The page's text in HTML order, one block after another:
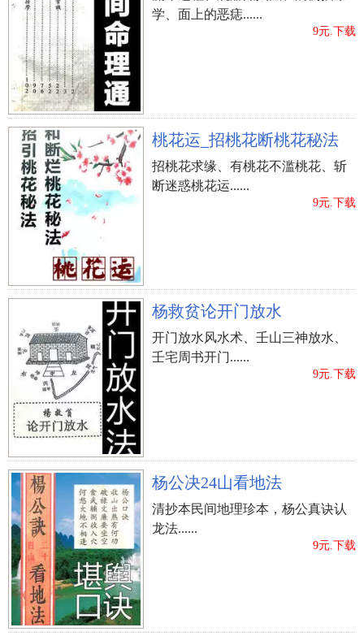
厕所位于正东方也为不吉。 中心五行属土，土生万
物。如果屋子的中心是卫生间，则卫生间所产生的
污秽之气会令太极受污，严重影响家人的健康和运
势。 3、室内最好不要出现两门相对的情况 门门相
对，在风水上有“门冲”之说，不利藏风聚气、财
运、健康等方面，且两门相对谓之骂也，多主口
舌。 户型中长走廊对着入户门、入户门正对厨房
门、开门即见厨房餐厅，厕所或正对卫生间的，这
几种户型都属于犯“门冲”。 4、室内应尽量避免横梁
压顶现象 横梁压顶，容易使居者长期受无形压力，
有志难伸。尤其是在餐桌、沙发及睡床上有横梁压
顶的话，均更易生凶险。 5、户型中客厅、卧室等
的位置要合理，面积要比例恰当 户型布局中讲
究“前厅后卧”。客厅是招待客人、家人休闲、聚居
之所，应具有独立性、完整性。客厅形状上不宜过
分狭长，以聚财为好，太狭窄了不聚财、不聚气。
上一篇： 马年运程2014生肖年运(生肖运势2014年运程)
学、面上的恶痣......
9元.下载
桃花运_招桃花断桃花秘法
招桃花求缘、有桃花不滥桃花、斩
断迷惑桃花运......
9元.下载
杨救贫论开门放水
开门放水风水术、壬山三神放水、
壬宅周书开门......
9元.下载
杨公决24山看地法
清抄本民间地理珍本，杨公真诀认
龙法......
9元.下载